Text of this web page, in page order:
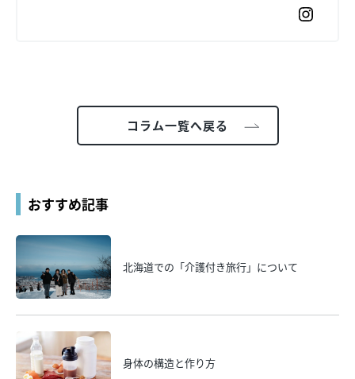
コラム一覧へ戻る
おすすめ記事
北海道での「介護付き旅行」について
身体の構造と作り方